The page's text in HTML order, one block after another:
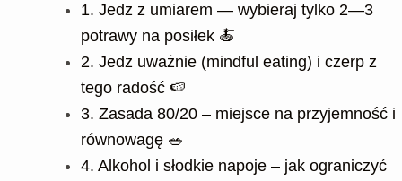
1. Jedz z umiarem — wybieraj tylko 2—3
potrawy na posiłek 🍝
2. Jedz uważnie (mindful eating) i czerp z
tego radość 🍉
3. Zasada 80/20 – miejsce na przyjemność i
równowagę 🥗
4. Alkohol i słodkie napoje – jak ograniczyć